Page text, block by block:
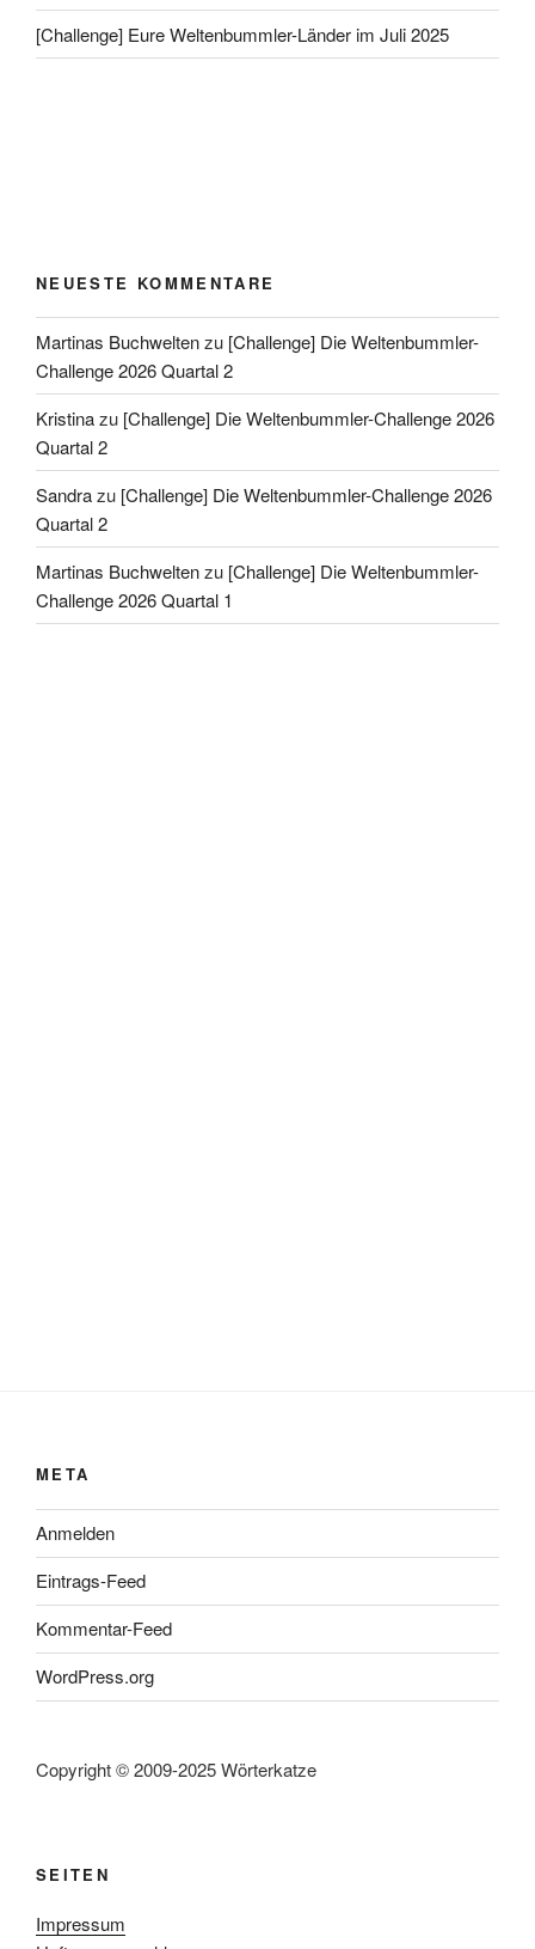
[Challenge] Eure Weltenbummler-Länder im Juli 2025
NEUESTE KOMMENTARE
Martinas Buchweltenzu [Challenge] Die Weltenbummler-
Challenge 2026 Quartal 2
Kristinazu [Challenge] Die Weltenbummler-Challenge 2026
Quartal 2
Sandrazu [Challenge] Die Weltenbummler-Challenge 2026
Quartal 2
Martinas Buchweltenzu [Challenge] Die Weltenbummler-
Challenge 2026 Quartal 1
META
Anmelden
Eintrags-Feed
Kommentar-Feed
WordPress.org
Copyright © 2009-2025 Wörterkatze
SEITEN
Impressum